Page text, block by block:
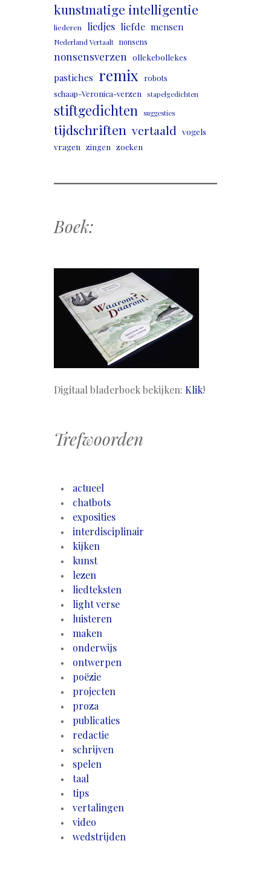
kunstmatige intelligentie
liederen liedjes liefde mensen
Nederland Vertaalt nonsens
nonsensverzen ollekebollekes
pastiches remix
robots
schaap-Veronica-verzen stapelgedichten
stiftgedichten suggesties
tijdschriften vertaald vogels
vragen zingen zoeken
Boek:
Digitaal bladerboek bekijken: Klik!
Trefwoorden
actueel
chatbots
exposities
interdisciplinair
kijken
kunst
lezen
liedteksten
light verse
luisteren
maken
onderwijs
ontwerpen
poëzie
projecten
proza
publicaties
redactie
schrijven
spelen
taal
tips
vertalingen
video
wedstrijden